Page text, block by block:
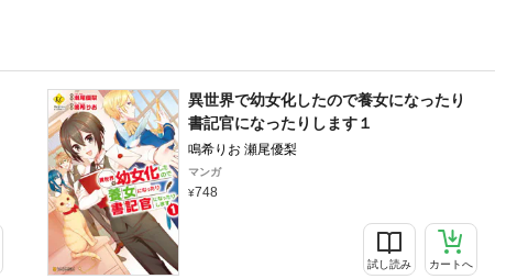
異世界で幼女化したので養女になったり
書記官になったりします１
鳴希りお 瀬尾優梨
マンガ
748
試し読み カートへ